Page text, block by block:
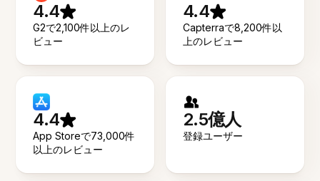
4.4
G2で2,100件以上のレ
ビュー
4.4
Capterraで8,200件以
上のレビュー
4.4
App Storeで73,000件
以上のレビュー
2.5億人
登録ユーザー